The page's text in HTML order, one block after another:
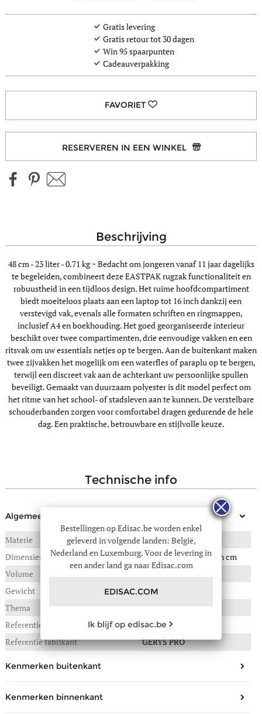
Gratis levering
Gratis retour tot 30 dagen
Win95spaarpunten
Cadeauverpakking
RESERVEREN IN EEN WINKEL
beschrijving
48 cm - 23 liter - 0.71 kg ~Bedacht om jongeren vanaf 11 jaar dagelijks
te begeleiden, combineert deze EASTPAK rugzak functionaliteit en
robuustheid in een tijdloos design. Het ruime hoofdcompartiment
biedt moeiteloos plaats aan een laptop tot 16 inch dankzij een
verstevigd vak, evenals alle formaten schriften en ringmappen,
inclusief A4 en boekhouding. Het goed georganiseerde interieur
beschikt over twee compartimenten, drie eenvoudige vakken en een
ritsvak om uw essentials netjes op te bergen. Aan de buitenkant maken
twee zijvakken het mogelijk om een waterfles of paraplu op te bergen,
terwijl een discreet vak aan de achterkant uw persoonlijke spullen
beveiligt. Gemaakt van duurzaam polyester is dit model perfect om
het ritme van het school- of stadsleven aan te kunnen. De verstelbare
schouderbanden zorgen voor comfortabel dragen gedurende de hele
dag. Een praktische, betrouwbare en stijlvolle keuze.
technische info
Algemeen
Materie
POLYESTER
Dimensies
32(B) x 15(L) x 48(H) in cm
Volume
Gewicht
0,710 kg
Thema
Referentie :
052-EK0A5BL6
Referentie fabrikant
GERYS PRO
Kenmerken buitenkant
Kenmerken binnenkant
Bestellingen op Edisac.be worden enkel
geleverd in volgende landen: België,
Nederland en Luxemburg. Voor de levering in
een ander land ga naar Edisac.com
EDISAC.COM
Ik blijf op edisac.be